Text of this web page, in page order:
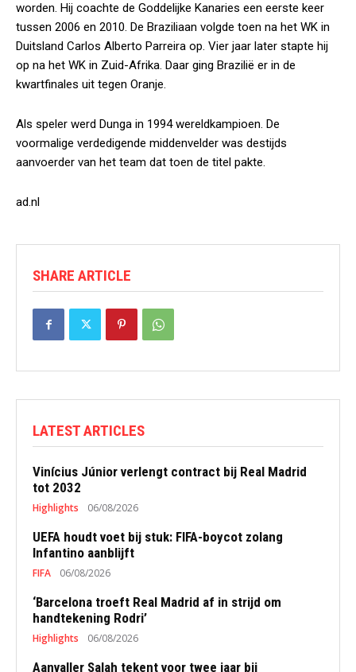
worden. Hij coachte de Goddelijke Kanaries een eerste keer
tussen 2006 en 2010. De Braziliaan volgde toen na het WK in
Duitsland Carlos Alberto Parreira op. Vier jaar later stapte hij
op na het WK in Zuid-Afrika. Daar ging Brazilië er in de
kwartfinales uit tegen Oranje.
Als speler werd Dunga in 1994 wereldkampioen. De
voormalige verdedigende middenvelder was destijds
aanvoerder van het team dat toen de titel pakte.
ad.nl
SHARE ARTICLE
LATEST ARTICLES
Vinícius Júnior verlengt contract bij Real Madrid
tot 2032
Highlights 06/08/2026
UEFA houdt voet bij stuk: FIFA-boycot zolang
Infantino aanblijft
FIFA 06/08/2026
‘Barcelona troeft Real Madrid af in strijd om
handtekening Rodri’
Highlights 06/08/2026
Aanvaller Salah tekent voor twee jaar bij